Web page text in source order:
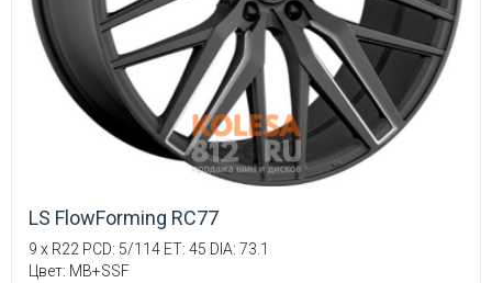
LS FlowForming RC77
9 x R22 PCD: 5/114 ET: 45 DIA: 73.1
Цвет: MB+SSF